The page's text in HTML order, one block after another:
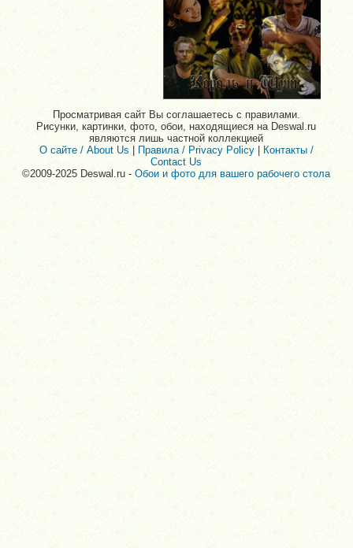
Просматривая сайт Вы соглашаетесь с правилами.
Рисунки, картинки, фото, обои, находящиеся на Deswal.ru
являются лишь частной коллекцией
О сайте / About Us
Правила / Privacy Policy| Контакты /
Contact Us
©2009-2025 Deswal.ru -Обои и фото для вашего рабочего стола